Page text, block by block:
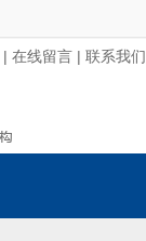
| 在线留言 | 联系我们